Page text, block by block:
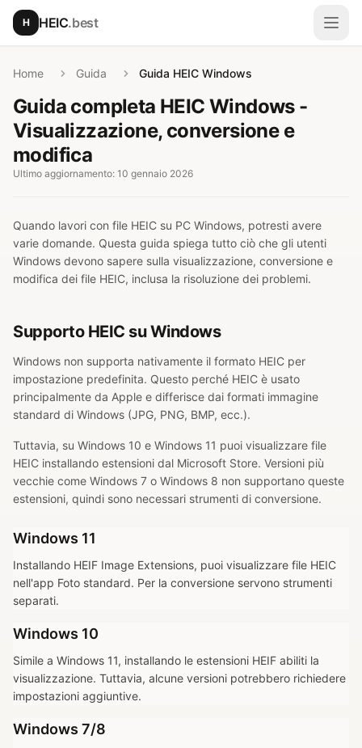
Vai al contenuto principale
H HEIC.best
Apri
Home Guida Guida HEIC Windows
Guida completa HEIC Windows -
Visualizzazione, conversione e
modifica
Ultimo aggiornamento: 10 gennaio 2026
Quando lavori con file HEIC su PC Windows, potresti avere
varie domande. Questa guida spiega tutto ciò che gli utenti
Windows devono sapere sulla visualizzazione, conversione e
modifica dei file HEIC, inclusa la risoluzione dei problemi.
Supporto HEIC su Windows
Windows non supporta nativamente il formato HEIC per
impostazione predefinita. Questo perché HEIC è usato
principalmente da Apple e differisce dai formati immagine
standard di Windows (JPG, PNG, BMP, ecc.).
Tuttavia, su Windows 10 e Windows 11 puoi visualizzare file
HEIC installando estensioni dal Microsoft Store. Versioni più
vecchie come Windows 7 o Windows 8 non supportano queste
estensioni, quindi sono necessari strumenti di conversione.
Windows 11
Installando HEIF Image Extensions, puoi visualizzare file HEIC
nell'app Foto standard. Per la conversione servono strumenti
separati.
Windows 10
Simile a Windows 11, installando le estensioni HEIF abiliti la
visualizzazione. Tuttavia, alcune versioni potrebbero richiedere
impostazioni aggiuntive.
Windows 7/8